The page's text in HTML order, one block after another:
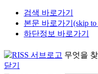
검색 바로가기
본문 바로가기(skip to
하단정보 바로가기
무엇을
닫기